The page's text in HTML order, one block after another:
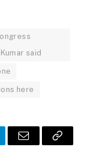
said
here
Email
Copy